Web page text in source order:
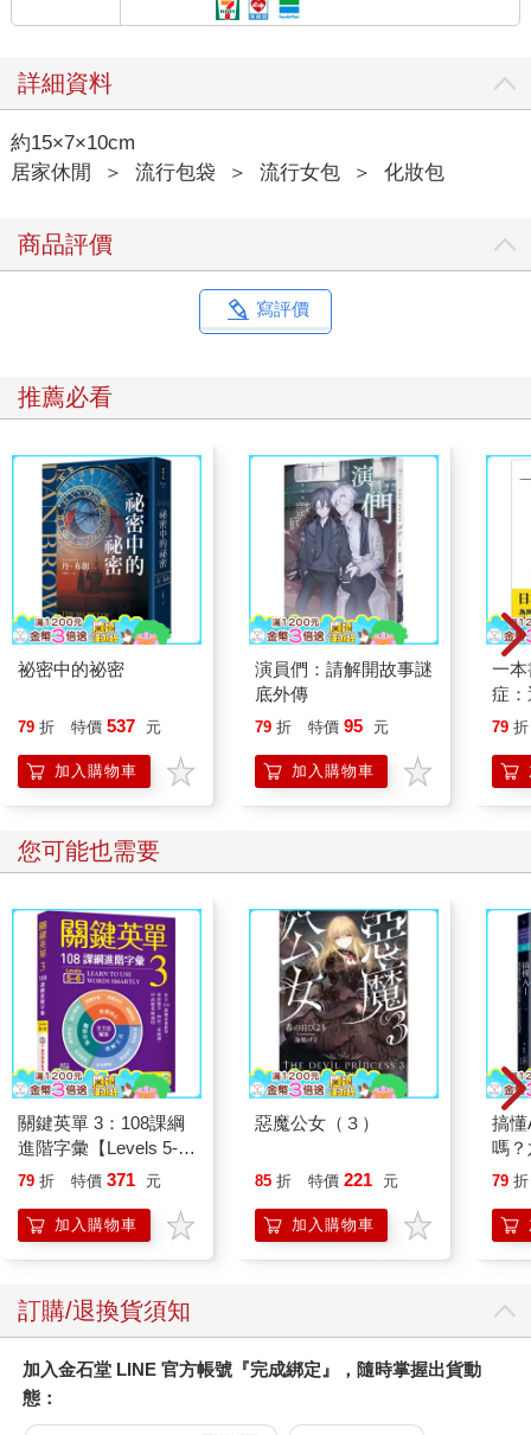
詳細資料
約15×7×10cm
居家休閒
＞ 流行包袋 ＞ 流行女包 ＞ 化妝包
商品評價
寫評價
推薦必看
祕密中的祕密
79 折 特價 537 元
加入購物車
演員們：請解開故事謎
底外傳
79 折 特價 95 元
加入購物車
一
症
開
的
79 折
您可能也需要
關鍵英單 3：108課綱
進階字彙【Levels 5-
6】（32K+加贈寂天雲
APP）
79 折 特價 371 元
加入購物車
惡魔公女（３）
85 折 特價 221 元
加入購物車
搞
嗎
智
79 折
訂購/退換貨須知
加入金石堂 LINE 官方帳號『完成綁定』，隨時掌握出貨動
態：